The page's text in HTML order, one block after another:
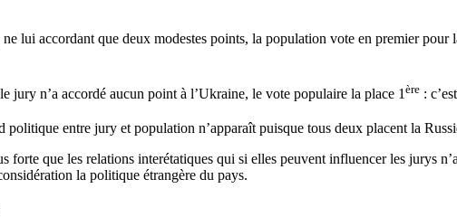
lui accordant que deux modestes points, la population vote en premier
jury n’a accordé aucun point à l’Ukraine, le vote populaire la place 1 ère :
entre jury et population n’apparaît puisque tous deux placent la
forte que les relations interétatiques qui si elles peuvent influencer les jurys
la politique étrangère du pays.